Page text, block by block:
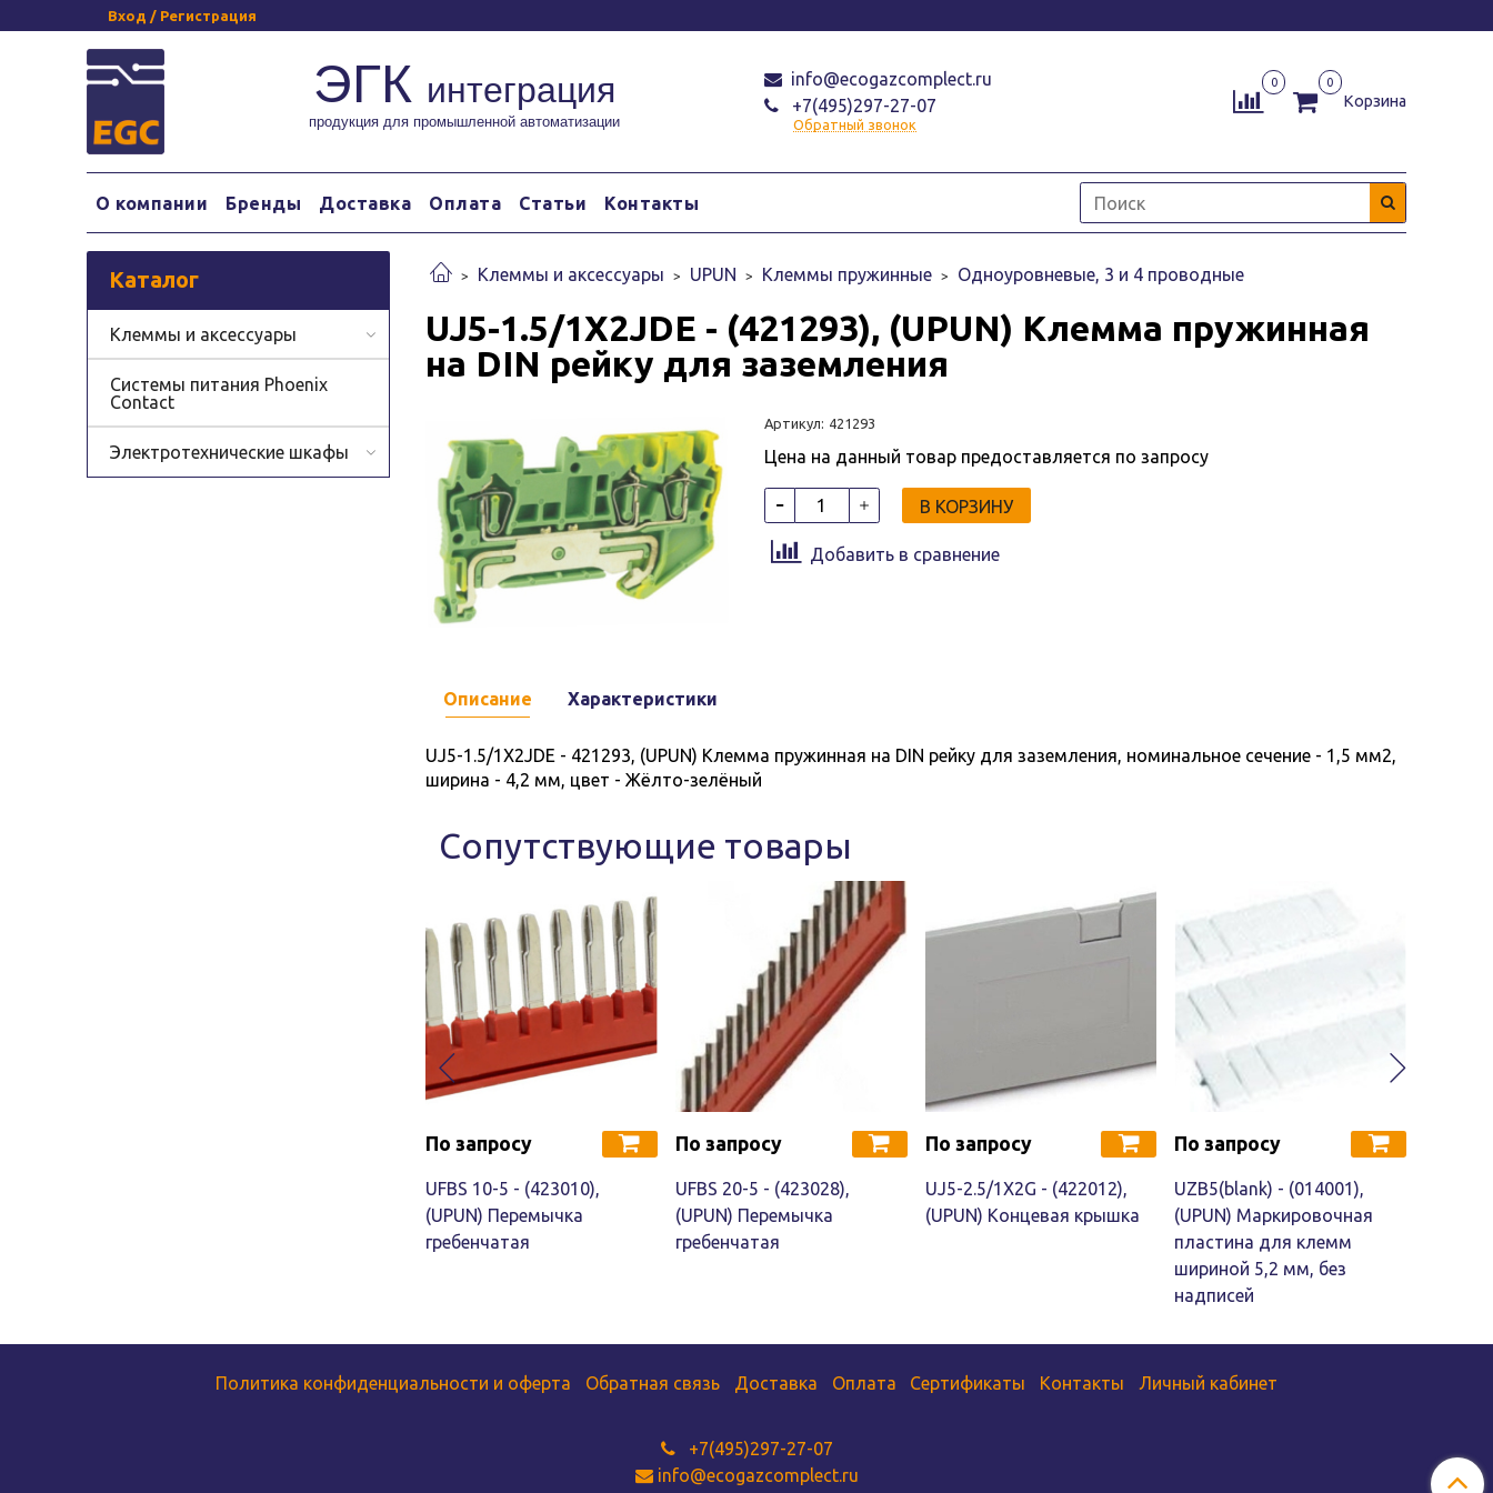
Вход / Регистрация
ЭГК интеграция
продукция для промышленной автоматизации
info@ecogazcomplect.ru
+7(495)297-27-07
Обратный звонок
0 0
Корзина
О компании Бренды Доставка Оплата Статьи Контакты
Клеммы и аксессуары UPUN Клеммы пружинные Одноуровневые, 3 и 4 проводные
UJ5-1.5/1X2JDE - (421293), (UPUN) Клемма пружинная
на DIN рейку для заземления
Артикул: 421293
Цена на данный товар предоставляется по запросу
В КОРЗИНУ
Добавить в сравнение
Описание
UJ5-1.5/1X2JDE - 421293, (UPUN) Клемма пружинная на DIN рейку для заземления, номинальное сечение - 1,5 мм2,
ширина - 4,2 мм, цвет - Жёлто-зелёный
Характеристики
Сопутствующие товары
По запросу
UFBS 10-5 - (423010),
(UPUN) Перемычка
гребенчатая
По запросу
UFBS 20-5 - (423028),
(UPUN) Перемычка
гребенчатая
По запросу
UJ5-2.5/1X2G - (422012),
(UPUN) Концевая крышка
По запросу
UZB5(blank) - (014001),
(UPUN) Маркировочная
пластина для клемм
шириной 5,2 мм, без
надписей
Каталог
Клеммы и аксессуары
Системы питания Phoenix
Contact
Электротехнические шкафы
Политика конфиденциальности и оферта Обратная связь Доставка Оплата Сертификаты Контакты Личный кабинет
+7(495)297-27-07
info@ecogazcomplect.ru